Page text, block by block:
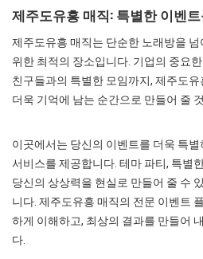
제주도유흥 매직: 특별한 이벤
제주도유흥 매직는 단순한 노래방을
위한 최적의 장소입니다. 기업의 중요
친구들과의 특별한 모임까지, 제주도
더욱 기억에 남는 순간으로 만들어 줄
이곳에서는 당신의 이벤트를 더욱 특
서비스를 제공합니다. 테마 파티, 특별
당신의 상상력을 현실로 만들어 줄 수
니다. 제주도유흥 매직의 전문 이벤트
하게 이해하고, 최상의 결과를 만들어
다.